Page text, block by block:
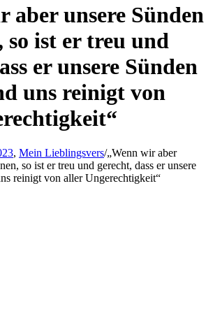
aber unsere Sünden
so ist er treu und
er unsere Sünden
uns reinigt von
, Mein Lieblingsvers/„Wenn wir aber
so ist er treu und gerecht, dass er unsere
reinigt von aller Ungerechtigkeit“